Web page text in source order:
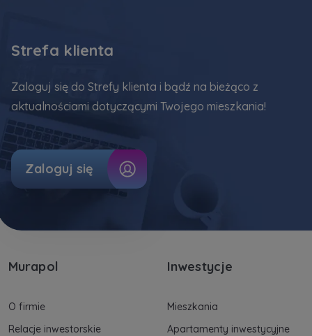
Murapol
O firmie
Relacje inwestorskie
Inwestycje
Mieszkania
Apartamenty inwestycyjne
Strefa klienta
Zaloguj się do Strefy klienta i bądź na bieżąco z
aktualnościami dotyczącymi Twojego mieszkania!
Zaloguj się